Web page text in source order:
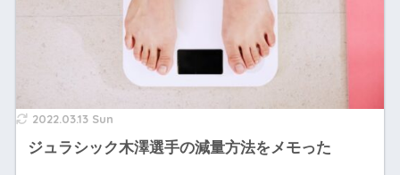
2022.03.13 Sun
ジュラシック木澤選手の減量方法をメモった